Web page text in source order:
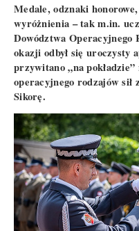
Medale, odznaki
wyróżnienia – tak m.in.
Dowództwa Operacyjnego
okazji odbył się uroczysty
przywitano „na pokładzie”
operacyjnego rodzajów
Sikorę.